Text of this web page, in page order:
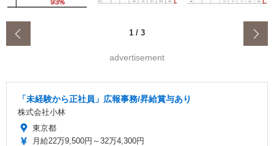
1 / 3
advertisement
「未経験から正社員」広報事務/昇給賞与あり
株式会社小林
東京都
月給22万9,500円～32万4,300円